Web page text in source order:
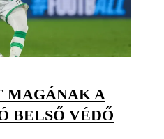
MAGÁNAK A
BELSŐ VÉDŐ